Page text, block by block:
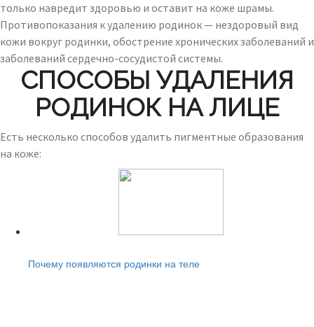
только навредит здоровью и оставит на коже шрамы.
Противопоказания к удалению родинок — нездоровый вид
кожи вокруг родинки, обострение хронических заболеваний и
заболеваний сердечно-сосудистой системы.
СПОСОБЫ УДАЛЕНИЯ
РОДИНОК НА ЛИЦЕ
Есть несколько способов удалить пигментные образования
на коже:
Почему появляются родинки на теле